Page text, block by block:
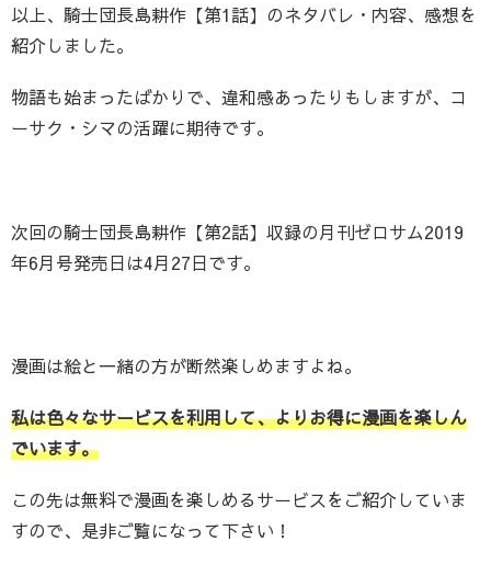
以上、騎士団長島耕作【第1話】のネタバレ・内容、感想を
紹介しました。
物語も始まったばかりで、違和感あったりもしますが、コ
ーサク・シマの活躍に期待です。
次回の騎士団長島耕作【第2話】収録の月刊ゼロサム2019
年6月号発売日は4月27日です。
漫画は絵と一緒の方が断然楽しめますよね。
私は色々なサービスを利用して、よりお得に漫画を楽しん
でいます。
この先は無料で漫画を楽しめるサービスをご紹介していま
すので、是非ご覧になって下さい！